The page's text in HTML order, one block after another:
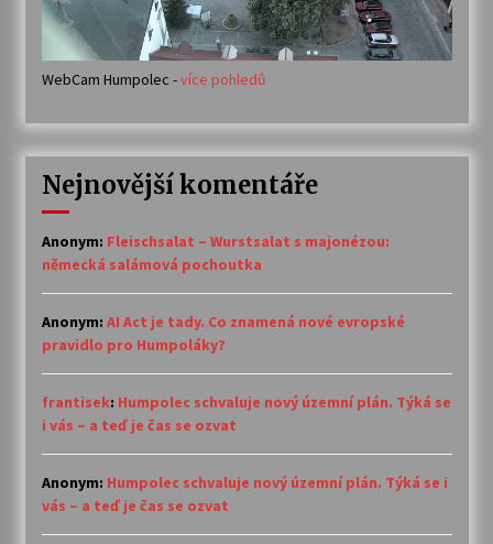
WebCam Humpolec -více pohledů
Nejnovější komentáře
Anonym: Fleischsalat – Wurstsalat s majonézou:
německá salámová pochoutka
Anonym: AI Act je tady. Co znamená nové evropské
pravidlo pro Humpoláky?
frantisek: Humpolec schvaluje nový územní plán. Týká se
i vás – a teď je čas se ozvat
Anonym: Humpolec schvaluje nový územní plán. Týká se i
vás – a teď je čas se ozvat